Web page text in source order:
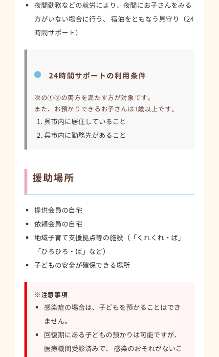
夜間勤務などの就労により、夜間にお子さんをみる
方がいない場合に行う、 宿泊をともなう見守り（24
時間サポート）
24時間サポートの利用条件
次の①②の両方を満たす方が対象です。
また、お預かりできるお子さんは1歳以上です。
呉市内に居住していること
呉市内に勤務先があること
援助場所
提供会員の自宅
依頼会員の自宅
地域子育て支援拠点等の施設（「くれくれ・ば」
「ひろひろ・ば」など）
子どもの安全が確保できる場所
※注意事項
感染症の場合は、子どもを預かることはでき
ません。
回復期にある子どもの預かりは可能ですが、
医療機関受診済みで、 感染のおそれがないこ